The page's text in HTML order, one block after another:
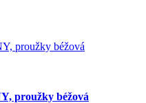
proužky béžová